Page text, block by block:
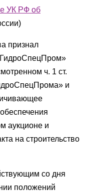
УК РФ об
признал
ч. 1 ст.
и
аукционе и
на строительство
со дня
положений